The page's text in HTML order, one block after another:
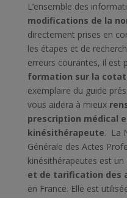
L’ensemble des
modifications de la
directement prises en
les étapes et de
erreurs courantes, il est
formation sur la
exemplaire du guide
vous aidera à mieux
prescription médical
kinésithérapeute. La
Générale des Actes
kinésithérapeutes est un
et de tarification des
en France. Elle est